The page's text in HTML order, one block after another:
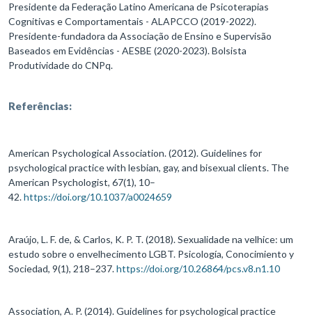
Presidente da Federação Latino Americana de Psicoterapias
Cognitivas e Comportamentais - ALAPCCO (2019-2022).
Presidente-fundadora da Associação de Ensino e Supervisão
Baseados em Evidências - AESBE (2020-2023). Bolsista
Produtividade do CNPq.
Referências:
American Psychological Association. (2012). Guidelines for
psychological practice with lesbian, gay, and bisexual clients. The
American Psychologist, 67(1), 10–
42.https://doi.org/10.1037/a0024659
Araújo, L. F. de, & Carlos, K. P. T. (2018). Sexualidade na velhice: um
estudo sobre o envelhecimento LGBT. Psicología, Conocimiento y
Sociedad, 9(1), 218–237.https://doi.org/10.26864/pcs.v8.n1.10
Association, A. P. (2014). Guidelines for psychological practice